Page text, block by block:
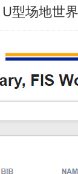
U型场地世